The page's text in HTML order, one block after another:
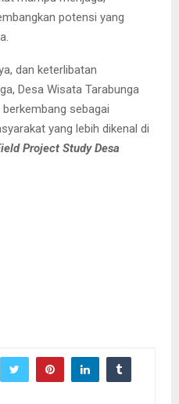
potensi yang
dan keterlibatan
Desa Wisata Tarabunga
sebagai
yang lebih dikenal di
Project Study Desa